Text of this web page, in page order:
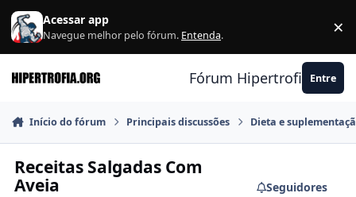
Ir para conteúdo
Acessar app
Navegue melhor pelo fórum. Entenda. ×
Fórum Hipertrofia.org
Entre
Início do fórum Principais discussões Dieta e
Receitas Salgadas Com
Aveia
Seguidores